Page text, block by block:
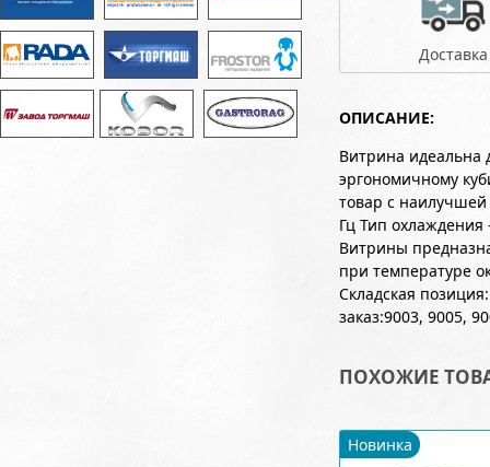
Доставка
ОПИСАНИЕ:
Витрина идеальна
эргономичному
товар с
Гц Тип охлаждения
Витрины
при температуре
Складская
заказ:9003, 9005,
ПОХОЖИЕ
Новинка